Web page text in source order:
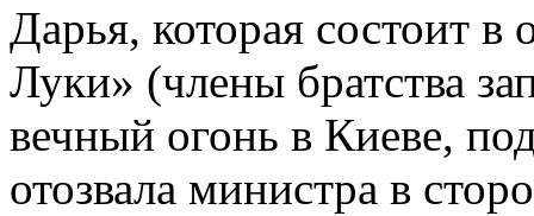
Дарья, которая состоит в
Луки» (члены братства
вечный огонь в Киеве,
отозвала министра в